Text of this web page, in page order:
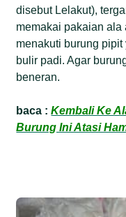
disebut Lelakut),
memakai pakaian ala
menakuti burung
bulir padi. Agar
beneran.
baca :Kembali Ke
Burung Ini Atasi